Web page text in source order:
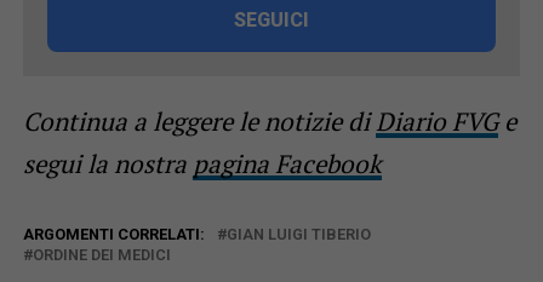
SEGUICI
Continua a leggere le notizie diDiario FVGe
segui la nostra pagina Facebook
ARGOMENTI CORRELATI:
GIAN LUIGI TIBERIO
ORDINE DEI MEDICI